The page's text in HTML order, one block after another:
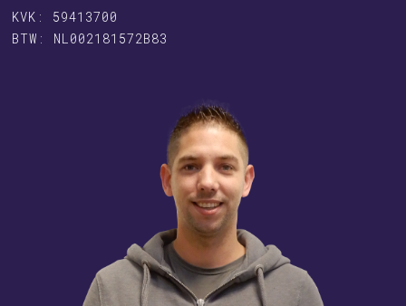
KVK: 59413700
BTW: NL002181572B83